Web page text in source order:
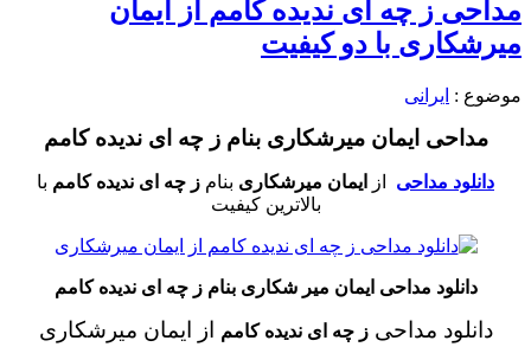
مداحی ز چه ای ندیده کامم از ایمان
میرشکاری با دو کیفیت
موضوع : ایرانی
مداحی ایمان میرشکاری بنام ز چه ای ندیده کامم
دانلود مداحی از ایمان میرشکاری بنام ز چه ای ندیده کامم با
بالاترین کیفیت
دانلود مداحی ایمان میر شکاری بنام ز چه ای ندیده کامم
دانلود مداحیز چه ای ندیده کامم از ایمان میرشکاری